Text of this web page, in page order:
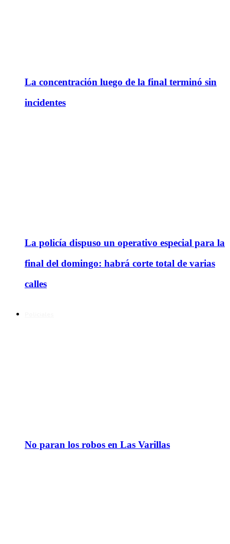
La concentración luego de la final terminó sin
incidentes
La policía dispuso un operativo especial para la
final del domingo: habrá corte total de varias
calles
No paran los robos en Las Varillas